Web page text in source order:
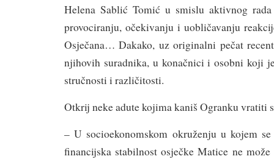
Helena Sablić Tomić u smislu aktivnog
provociranju, očekivanju i uobličavanju
Osječana… Dakako, uz originalni pečat
njihovih suradnika, u konačnici i osobni koji
stručnosti i različitosti.
Otkrij neke adute kojima kaniš Ogranku vratiti
– U socioekonomskom okruženju u kojem
financijska stabilnost osječke Matice ne